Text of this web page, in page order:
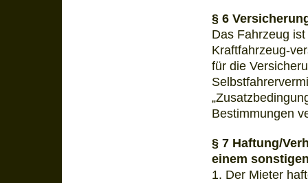
§ 6
Das Fahrzeug
Kraftfahrzeug-
für die
Bestimmungen
§ 7 Haftung/
einem
1. Der Mieter